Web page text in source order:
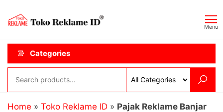
content
ID
Menu
Categories
Home » Toko Reklame ID » Pajak Reklame Banjar